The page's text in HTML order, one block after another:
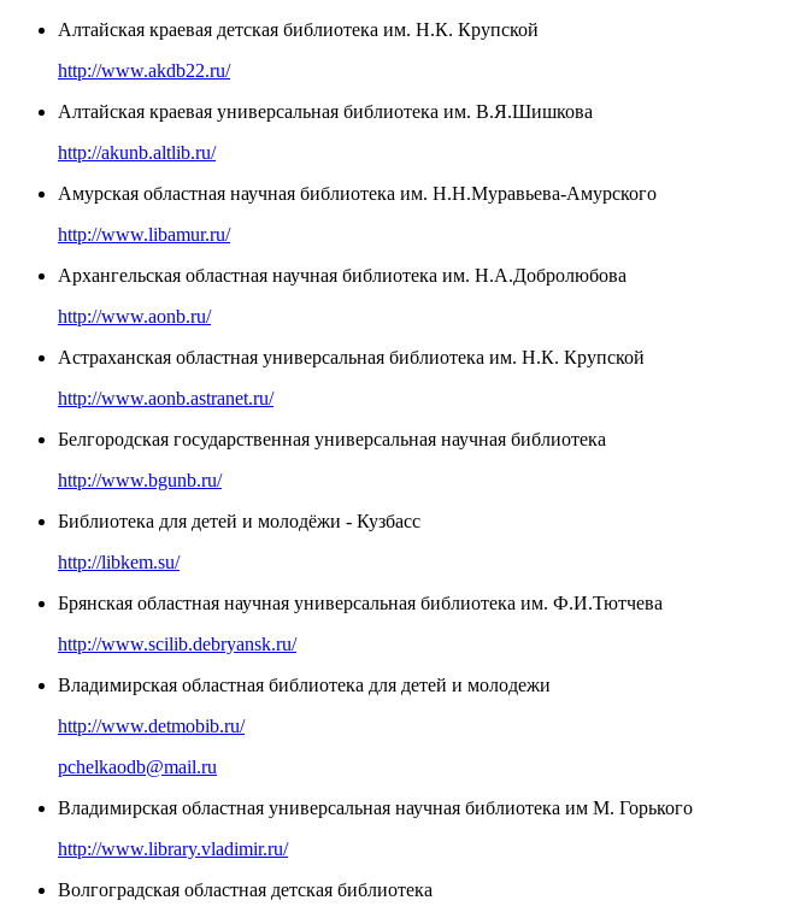
Алтайская краевая детская библиотека им. Н.К. Крупской
http://www.akdb22.ru/
Алтайская краевая универсальная библиотека им. В.Я.Шишкова
http://akunb.altlib.ru/
Амурская областная научная библиотека им. Н.Н.Муравьева-Амурского
http://www.libamur.ru/
Архангельская областная научная библиотека им. Н.А.Добролюбова
http://www.aonb.ru/
Астраханская областная универсальная библиотека им. Н.К. Крупской
http://www.aonb.astranet.ru/
Белгородская государственная универсальная научная библиотека
http://www.bgunb.ru/
Библиотека для детей и молодёжи - Кузбасс
http://libkem.su/
Брянская областная научная универсальная библиотека им. Ф.И.Тютчева
http://www.scilib.debryansk.ru/
Владимирская областная библиотека для детей и молодежи
http://www.detmobib.ru/
pchelkaodb@mail.ru
Владимирская областная универсальная научная библиотека им М. Горького
http://www.library.vladimir.ru/
Волгоградская областная детская библиотека